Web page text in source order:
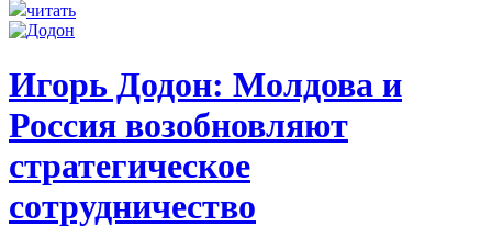
читать
Игорь Додон: Молдова и
Россия возобновляют
стратегическое
сотрудничество